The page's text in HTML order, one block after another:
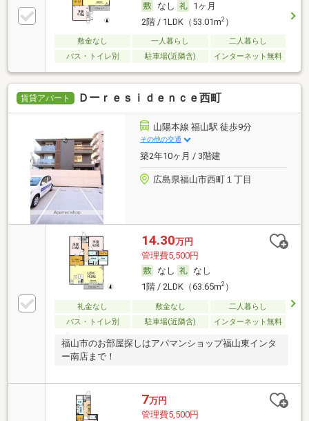
なし
1ヶ月
2階 / 1LDK（53.01m2）
敷金なし 一人暮らし
二人暮らし
バス・トイレ別
駐車場(近隣含) インターネット無料
賃貸アパート Ｄーｒｅｓｉｄｅｎｃｅ西町
山陽本線 福山駅 徒歩9分
その他の交通
築2年10ヶ月 / 3階建
広島県福山市西町１丁目
14.30万円
管理費5,500円
なし
なし
1階 / 2LDK（63.65m2）
礼金なし 敷金なし
二人暮らし
バス・トイレ別
駐車場(近隣含) インターネット無料
福山市のお部屋探しはアパマンショップ福山東インタ
ー南店まで！
7万円
管理費5,500円